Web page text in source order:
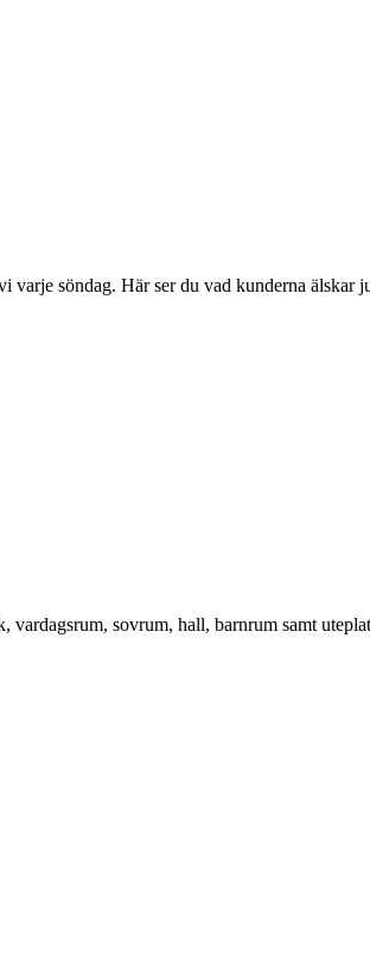
varje söndag. Här ser du vad kunderna
sovrum, hall, barnrum samt